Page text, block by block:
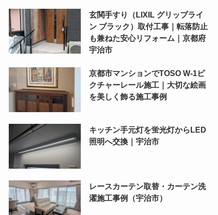
玄関手すり（LIXIL グリップライ
ン ブラック）取付工事｜転落防止
も兼ねた安心リフォーム｜京都府
宇治市
京都市マンションでTOSO W-1ピ
クチャーレール施工｜大切な絵画
を美しく飾る施工事例
キッチン手元灯を蛍光灯からLED
照明へ交換｜宇治市
レースカーテン取替・カーテン洗
濯施工事例（宇治市）